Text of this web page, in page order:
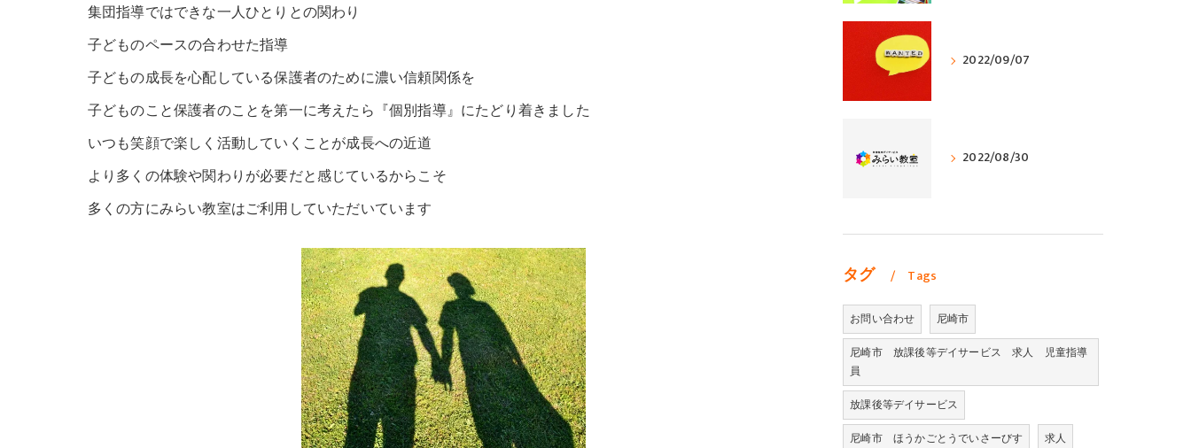
集団指導ではできな一人ひとりとの関わり
子どものペースの合わせた指導
子どもの成長を心配している保護者のために濃い信頼関係を
子どものこと保護者のことを第一に考えたら『個別指導』にたどり着きました
いつも笑顔で楽しく活動していくことが成長への近道
より多くの体験や関わりが必要だと感じているからこそ
多くの方にみらい教室はご利用していただいています
2022/09/07
2022/08/30
タグ Tags
お問い合わせ
尼崎市
尼崎市 放課後等デイサービス 求人 児童指導
員
放課後等デイサービス
尼崎市 ほうかごとうでいさーびす
求人